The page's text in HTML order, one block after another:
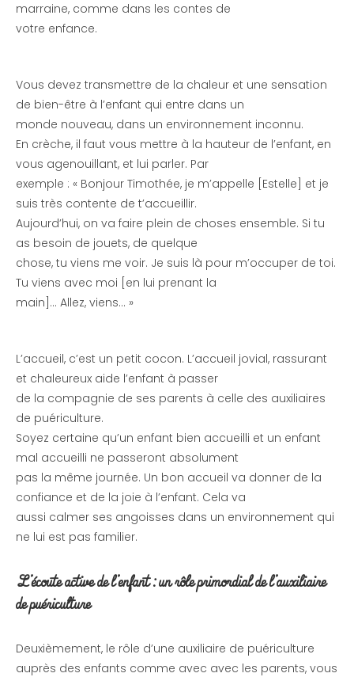
marraine, comme dans les contes de
votre enfance.
Vous devez transmettre de la chaleur et une sensation
de bien-être à l’enfant qui entre dans un
monde nouveau, dans un environnement inconnu.
En crèche, il faut vous mettre à la hauteur de l’enfant, en
vous agenouillant, et lui parler. Par
exemple : « Bonjour Timothée, je m’appelle [Estelle] et je
suis très contente de t’accueillir.
Aujourd’hui, on va faire plein de choses ensemble. Si tu
as besoin de jouets, de quelque
chose, tu viens me voir. Je suis là pour m’occuper de toi.
Tu viens avec moi [en lui prenant la
main]… Allez, viens… »
L’accueil, c’est un petit cocon. L’accueil jovial, rassurant
et chaleureux aide l’enfant à passer
de la compagnie de ses parents à celle des auxiliaires
de puériculture.
Soyez certaine qu’un enfant bien accueilli et un enfant
mal accueilli ne passeront absolument
pas la même journée. Un bon accueil va donner de la
confiance et de la joie à l’enfant. Cela va
aussi calmer ses angoisses dans un environnement qui
ne lui est pas familier.
L’écoute active de l’enfant : un rôle primordial de l’auxiliaire
de puériculture
Deuxièmement, le rôle d’une auxiliaire de puériculture
auprès des enfants comme avec avec les parents, vous